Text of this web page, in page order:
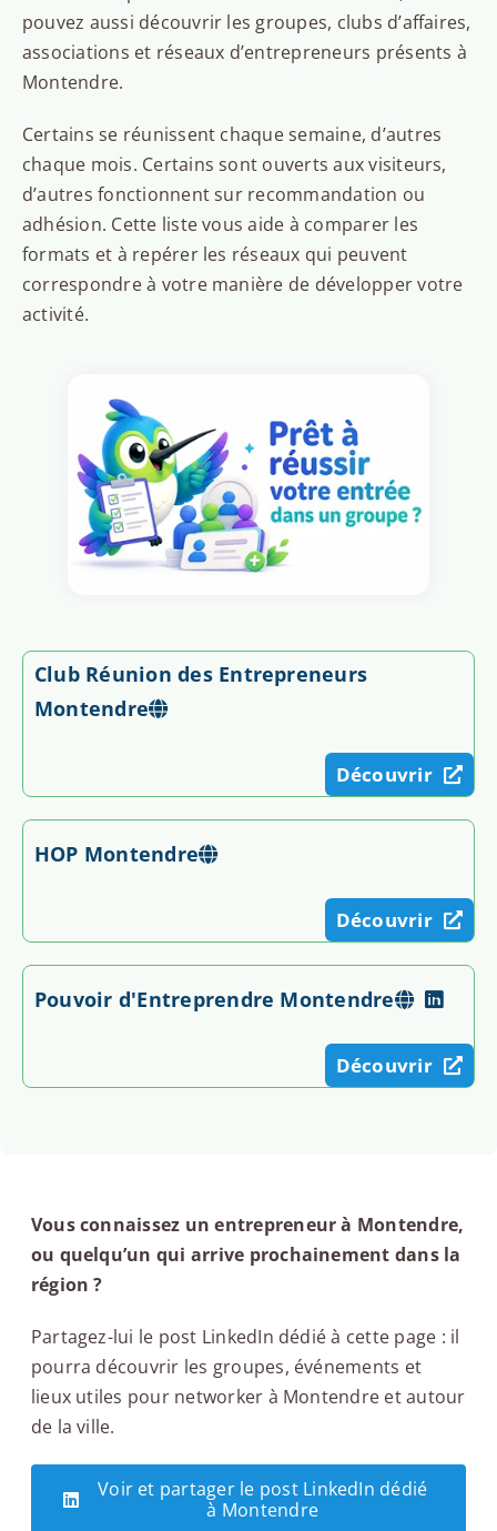
pouvez aussi découvrir les groupes, clubs d’affaires,
associations et réseaux d’entrepreneurs présents à
Montendre.
Certains se réunissent chaque semaine, d’autres
chaque mois. Certains sont ouverts aux visiteurs,
d’autres fonctionnent sur recommandation ou
adhésion. Cette liste vous aide à comparer les
formats et à repérer les réseaux qui peuvent
correspondre à votre manière de développer votre
activité.
Club Réunion des Entrepreneurs
Montendre
Découvrir
HOP Montendre
Découvrir
Pouvoir d'Entreprendre Montendre
Découvrir
Vous connaissez un entrepreneur à Montendre,
ou quelqu’un qui arrive prochainement dans la
région ?
Partagez-lui le post LinkedIn dédié à cette page : il
pourra découvrir les groupes, événements et
lieux utiles pour networker à Montendre et autour
de la ville.
Voir et partager le post LinkedIn dédié
à Montendre